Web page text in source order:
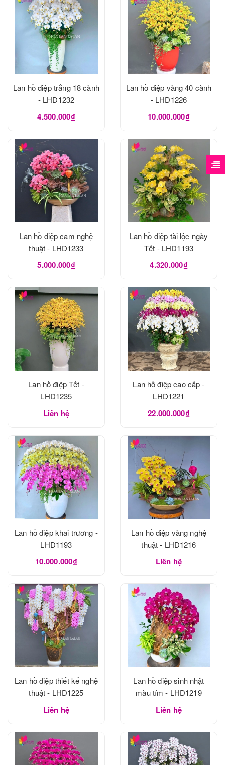
Lan hồ điệp trắng 18 cành
- LHD1232
4.500.000₫
Lan hồ điệp vàng 40 cành
- LHD1226
10.000.000₫
Lan hồ điệp cam nghệ
thuật - LHD1233
5.000.000₫
Lan hồ điệp tài lộc ngày
Tết - LHD1193
4.320.000₫
Lan hồ điệp Tết -
LHD1235
Liên hệ
Lan hồ điệp cao cấp -
LHD1221
22.000.000₫
Lan hồ điệp khai trương -
LHD1193
10.000.000₫
Lan hồ điệp vàng nghệ
thuật - LHD1216
Liên hệ
Lan hồ điệp thiết kế nghệ
thuật - LHD1225
Liên hệ
Lan hồ điệp sinh nhật
màu tím - LHD1219
Liên hệ